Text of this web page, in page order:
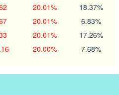
20.01% 18.37%
20.01% 6.83%
20.01% 17.26%
20.00% 7.68%